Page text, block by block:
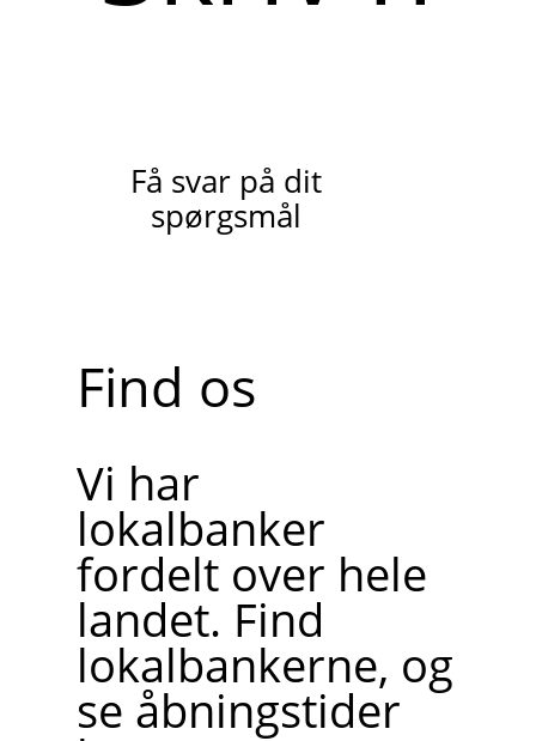
Få svar på dit
spørgsmål
Find os
Vi har
lokalbanker
fordelt over hele
landet. Find
lokalbankerne, og
se åbningstider